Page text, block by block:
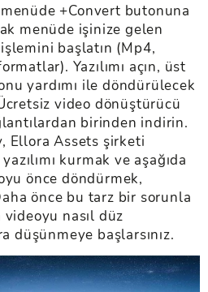
+Convert butonuna
menüde işinize gelen
başlatın (Mp4,
Yazılımı açın, üst
yardımı ile döndürülecek
video dönüştürücü
birinden indirin.
Ellora Assets şirketi
kurmak ve aşağıda
önce döndürmek,
önce bu tarz bir sorunla
videoyu nasıl düz
düşünmeye başlarsınız.